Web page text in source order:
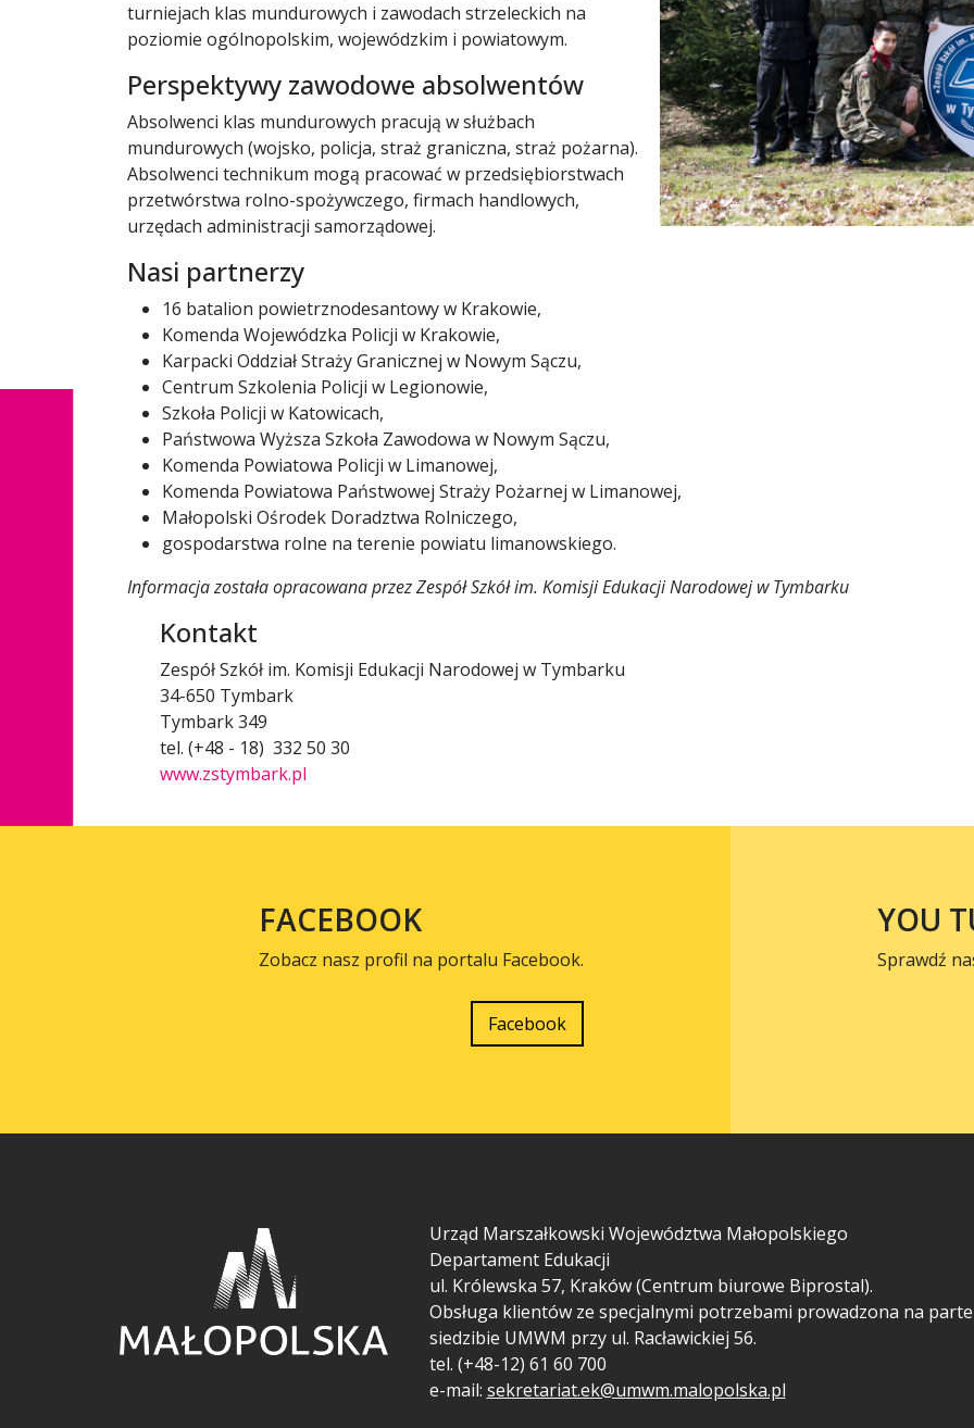
turniejach klas mundurowych i zawodach strzeleckich na
poziomie ogólnopolskim, wojewódzkim i powiatowym.
Perspektywy zawodowe absolwentów
Absolwenci klas mundurowych pracują w służbach
mundurowych (wojsko, policja, straż graniczna, straż pożarna).
Absolwenci technikum mogą pracować w przedsiębiorstwach
przetwórstwa rolno-spożywczego, firmach handlowych,
urzędach administracji samorządowej.
Nasi partnerzy
16 batalion powietrznodesantowy w Krakowie,
Komenda Wojewódzka Policji w Krakowie,
Karpacki Oddział Straży Granicznej w Nowym Sączu,
Centrum Szkolenia Policji w Legionowie,
Szkoła Policji w Katowicach,
Państwowa Wyższa Szkoła Zawodowa w Nowym Sączu,
Komenda Powiatowa Policji w Limanowej,
Komenda Powiatowa Państwowej Straży Pożarnej w Limanowej,
Małopolski Ośrodek Doradztwa Rolniczego,
gospodarstwa rolne na terenie powiatu limanowskiego.
Informacja została opracowana przezZespół Szkół im. Komisji Edukacji Narodowej w Tymbarku
Kontakt
Zespół Szkół im. Komisji Edukacji Narodowej w Tymbarku
34-650 Tymbark
Tymbark 349
tel. (+48 - 18) 332 50 30
www.zstymbark.pl
FACEBOOK
Zobacz nasz profil na portalu Facebook.
Facebook
YOU
Sprawdź
Urząd Marszałkowski Województwa Małopolskiego
Departament Edukacji
ul. Królewska 57, Kraków (Centrum biurowe Biprostal).
Obsługa klientów ze specjalnymi potrzebami prowadzona na
siedzibie UMWM przy ul. Racławickiej 56.
tel. (+48-12) 61 60 700
e-mail: sekretariat.ek@umwm.malopolska.pl